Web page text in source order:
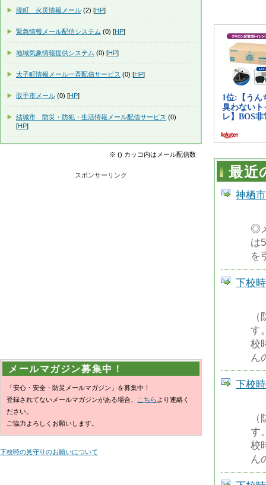
最近
神栖
◎
は
を
下校
す
校
ん
下校
す
校
ん
境町 火災情報メール (2) [HP]
緊急情報メール配信システム (0) [HP]
地域気象情報提供システム (0) [HP]
大子町情報メール一斉配信サービス (0) [HP]
取手市メール (0) [HP]
結城市 防災・防犯・生活情報メール配信サービス (0)
[HP]
※ () カッコ内はメール配信数
スポンサーリンク
メールマガジン募集中！
「安心・安全・防災メールマガジン」を募集中！
登録されてないメールマガジンがある場合、
こちら より連絡く
ださい。
ご協力よろしくお願いします。
下校時の見守りのお願いについて